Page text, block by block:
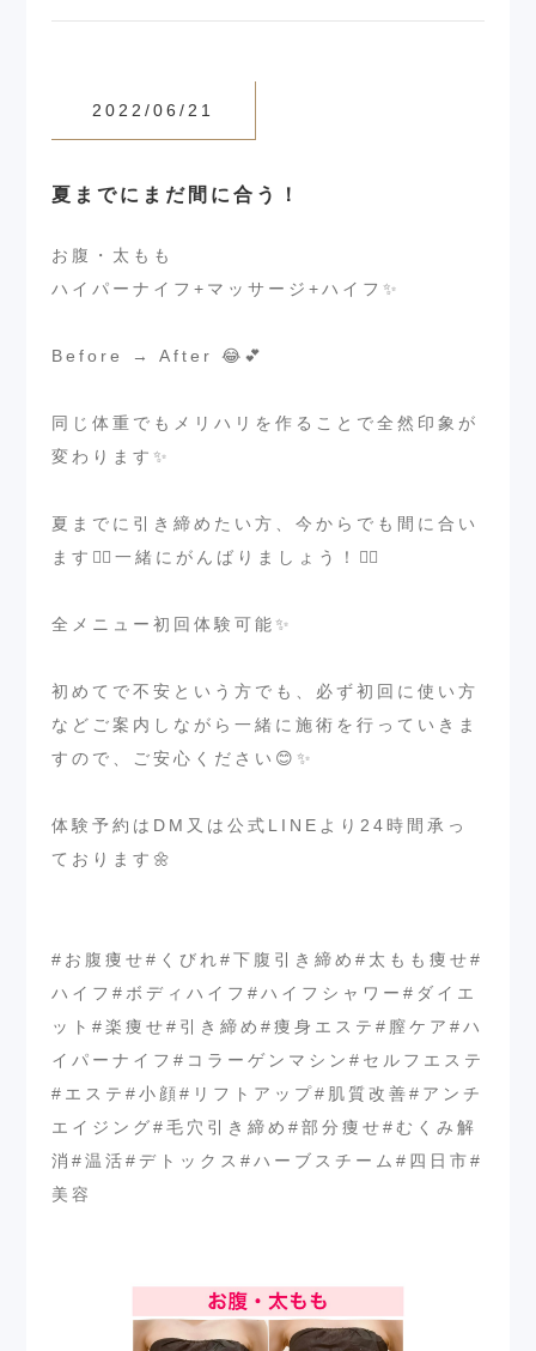
2022/06/21
夏までにまだ間に合う！
お腹・太もも
ハイパーナイフ+マッサージ+ハイフ✨
Before → After 😂💕
同じ体重でもメリハリを作ることで全然印象が
変わります✨
夏までに引き締めたい方、今からでも間に合い
ます❤️‍🔥一緒にがんばりましょう！❤️‍🔥
全メニュー初回体験可能✨
初めてで不安という方でも、必ず初回に使い方
などご案内しながら一緒に施術を行っていきま
すので、ご安心ください😊✨
体験予約はDM又は公式LINEより24時間承っ
ております🌼
#お腹痩せ#くびれ#下腹引き締め#太もも痩せ#
ハイフ#ボディハイフ#ハイフシャワー#ダイエ
ット#楽痩せ#引き締め#痩身エステ#膣ケア#ハ
イパーナイフ#コラーゲンマシン#セルフエステ
#エステ#小顔#リフトアップ#肌質改善#アンチ
エイジング#毛穴引き締め#部分痩せ#むくみ解
消#温活#デトックス#ハーブスチーム#四日市#
美容